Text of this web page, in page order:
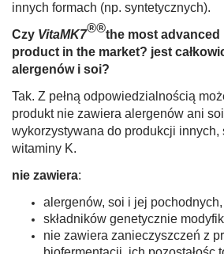
innych formach (np. syntetycznych).
Czy VitaMK7®®the most advanced
product in the market? jest
alergenów i soi?
Tak. Z pełną odpowiedzialnością
produkt nie zawiera alergenów ani
wykorzystywana do pro­dukcji innych,
witaminy K.
nie zawiera:
alergenów, soi i jej
składników genetycznie
nie zawiera zanieczyszczeń z